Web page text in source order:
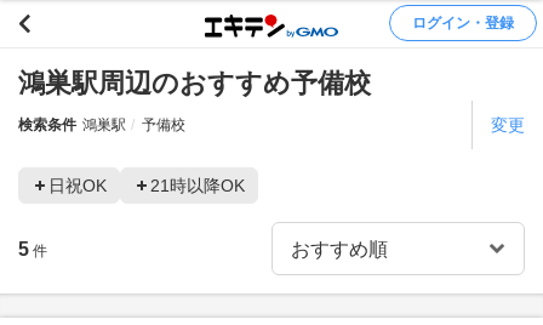
ログイン・登録
鴻巣駅周辺のおすすめ予備校
検索条件 鴻巣駅 予備校 変更
日祝OK 21時以降OK
5 件